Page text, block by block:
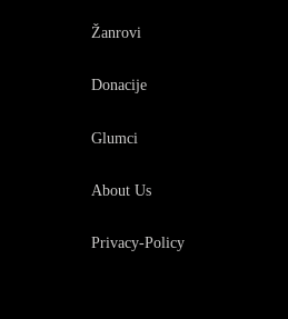
Žanrovi
Donacije
Glumci
About Us
Privacy-Policy